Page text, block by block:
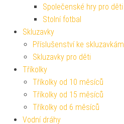
Společenské hry pro děti
Stolní fotbal
Skluzavky
Příslušenství ke skluzavkám
Skluzavky pro děti
Tříkolky
Tříkolky od 10 měsíců
Tříkolky od 15 měsíců
Tříkolky od 6 měsíců
Vodní dráhy